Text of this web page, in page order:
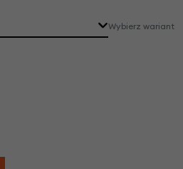
Wybierz wariant